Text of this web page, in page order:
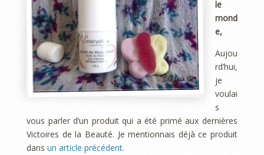
le
mond
e,
Aujou
rd’hui,
je
voulai
s
vous parler d’un produit qui a été primé aux dernières
Victoires de la Beauté. Je mentionnais déjà ce produit
dans un article précédent.